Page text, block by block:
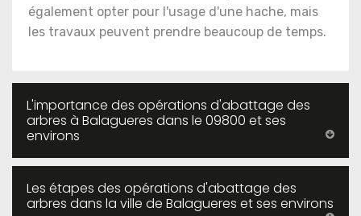
également opter pour l'usage d'une hache, mais
les travaux peuvent prendre beaucoup de temps.
L'importance des opérations d'abattage des
arbres à Balagueres dans le 09800 et ses
environs
Les étapes des opérations d'abattage des
arbres dans la ville de Balagueres et ses environs